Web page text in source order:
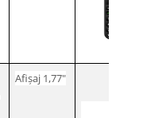
Afișaj 1,77"